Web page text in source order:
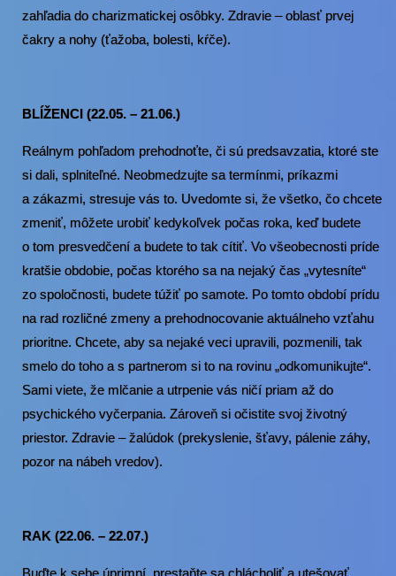
zahľadia do charizmatickej osôbky. Zdravie – oblasť prvej
čakry a nohy (ťažoba, bolesti, kŕče).
BLÍŽENCI (22.05. – 21.06.)
Reálnym pohľadom prehodnoťte, či sú predsavzatia, ktoré ste
si dali, splniteľné. Neobmedzujte sa termínmi, príkazmi
a zákazmi, stresuje vás to. Uvedomte si, že všetko, čo chcete
zmeniť, môžete urobiť kedykoľvek počas roka, keď budete
o tom presvedčení a budete to tak cítiť. Vo všeobecnosti príde
kratšie obdobie, počas ktorého sa na nejaký čas „vytesníte“
zo spoločnosti, budete túžiť po samote. Po tomto období prídu
na rad rozličné zmeny a prehodnocovanie aktuálneho vzťahu
prioritne. Chcete, aby sa nejaké veci upravili, pozmenili, tak
smelo do toho a s partnerom si to na rovinu „odkomunikujte“.
Sami viete, že mlčanie a utrpenie vás ničí priam až do
psychického vyčerpania. Zároveň si očistite svoj životný
priestor. Zdravie – žalúdok (prekyslenie, šťavy, pálenie záhy,
pozor na nábeh vredov).
RAK (22.06. – 22.07.)
Buďte k sebe úprimní, prestaňte sa chlácholiť a utešovať,